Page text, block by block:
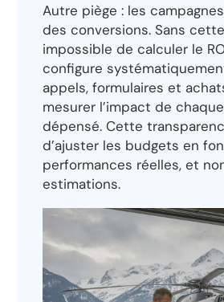
Autre piège : les
des conversions. Sans
impossible de calculer le
configure
appels, formulaires et
mesurer l’impact de
dépensé. Cette
d’ajuster les budgets en
performances réelles, et
estimations.